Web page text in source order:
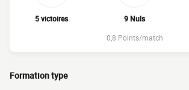
5 victoires 9 Nuls
0,8 Points/match
Formation type